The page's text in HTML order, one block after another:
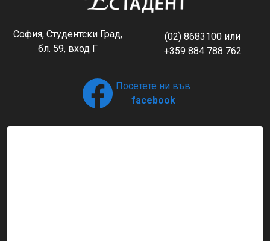
София, Студентски Град,
бл. 59, вход Г
(02) 8683100 или
+359 884 788 762
Посетете ни във
facebook